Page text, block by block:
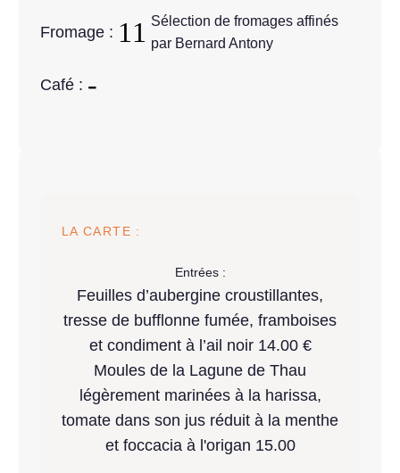
Fromage :
Sélection de fromages affinés
par Bernard Antony
Café :
LA CARTE :
Entrées :
Feuilles d’aubergine croustillantes,
tresse de bufflonne fumée, framboises
et condiment à l’ail noir 14.00 €
Moules de la Lagune de Thau
légèrement marinées à la harissa,
tomate dans son jus réduit à la menthe
et foccacia à l'origan 15.00